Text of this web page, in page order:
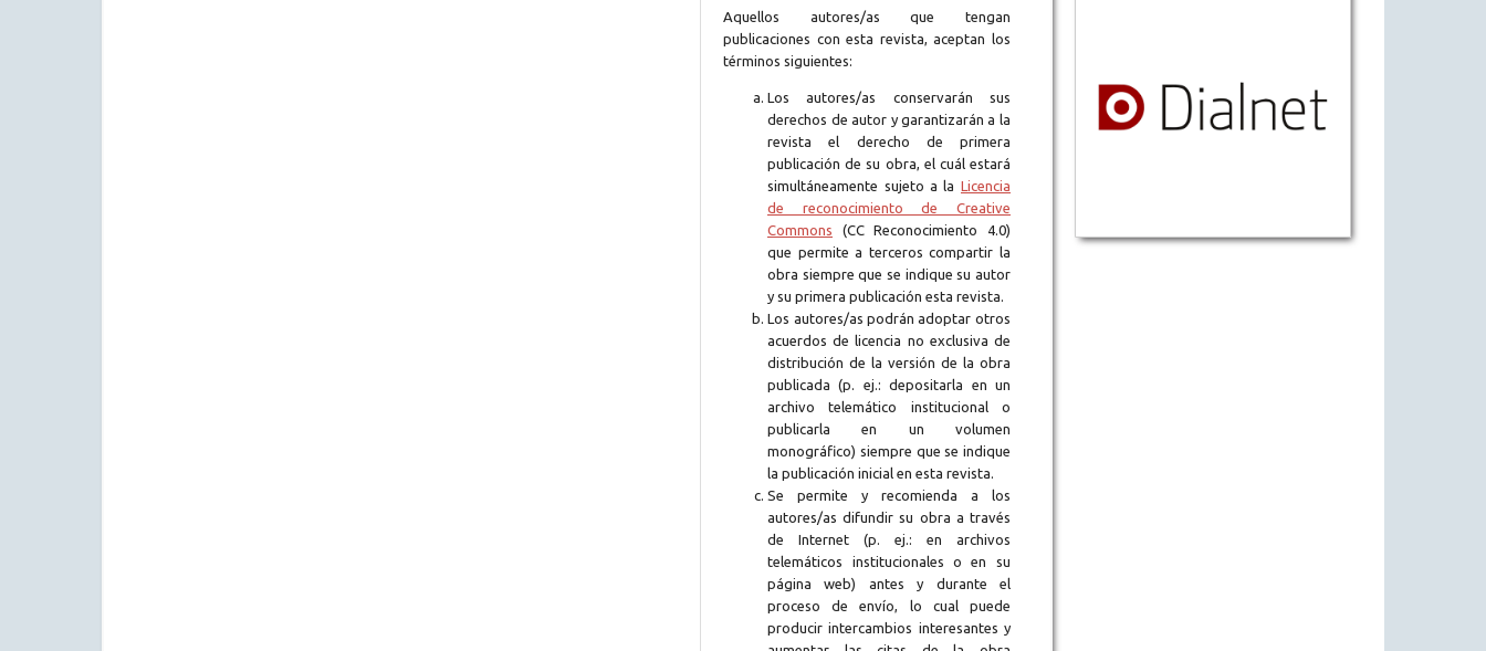
Aquellos autores/as que tengan
publicaciones con esta revista, aceptan los
términos siguientes:
Los autores/as conservarán sus
derechos de autor y garantizarán a la
revista el derecho de primera
publicación de su obra, el cuál estará
simultáneamente sujeto a la Licencia
de reconocimiento de Creative
Commons (CC Reconocimiento 4.0)
que permite a terceros compartir la
obra siempre que se indique su autor
y su primera publicación esta revista.
Los autores/as podrán adoptar otros
acuerdos de licencia no exclusiva de
distribución de la versión de la obra
publicada (p. ej.: depositarla en un
archivo telemático institucional o
publicarla en un volumen
monográfico) siempre que se indique
la publicación inicial en esta revista.
Se permite y recomienda a los
autores/as difundir su obra a través
de Internet (p. ej.: en archivos
telemáticos institucionales o en su
página web) antes y durante el
proceso de envío, lo cual puede
producir intercambios interesantes y